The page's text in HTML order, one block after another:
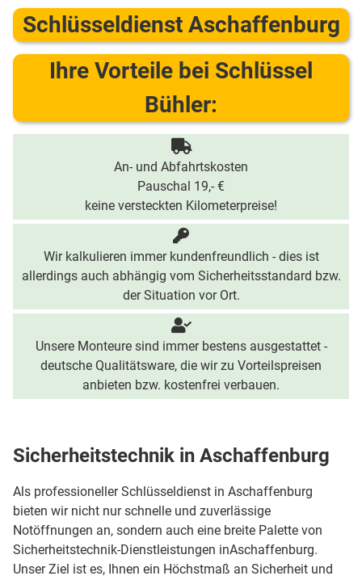
Schlüsseldienst Aschaffenburg
Ihre Vorteile bei Schlüssel
Bühler:
An- und Abfahrtskosten
Pauschal 19,- €
keine versteckten Kilometerpreise!
Wir kalkulieren immer kundenfreundlich - dies ist
allerdings auch abhängig vom Sicherheitsstandard bzw.
der Situation vor Ort.
Unsere Monteure sind immer bestens ausgestattet -
deutsche Qualitätsware, die wir zu Vorteilspreisen
anbieten bzw. kostenfrei verbauen.
Sicherheitstechnik in Aschaffenburg
Als professioneller Schlüsseldienst in Aschaffenburg
bieten wir nicht nur schnelle und zuverlässige
Notöffnungen an, sondern auch eine breite Palette von
Sicherheitstechnik-Dienstleistungen inAschaffenburg.
Unser Ziel ist es, Ihnen ein Höchstmaß an Sicherheit und